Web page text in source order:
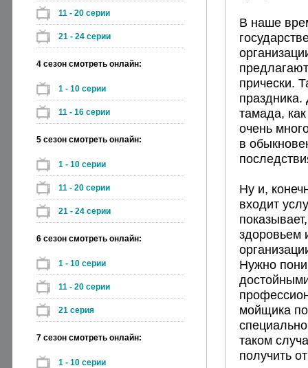
11 - 20 серии
21 - 24 серии
4 сезон смотреть онлайн:
1 - 10 серии
11 - 16 серии
5 сезон смотреть онлайн:
1 - 10 серии
11 - 20 серии
21 - 24 серии
6 сезон смотреть онлайн:
1 - 10 серии
11 - 20 серии
21 серия
7 сезон смотреть онлайн:
1 - 10 серии
В наше
прически.
тамада,
очень
в
Ну и,
входит
здоровьем
Нужно
мойщика
таком
получить